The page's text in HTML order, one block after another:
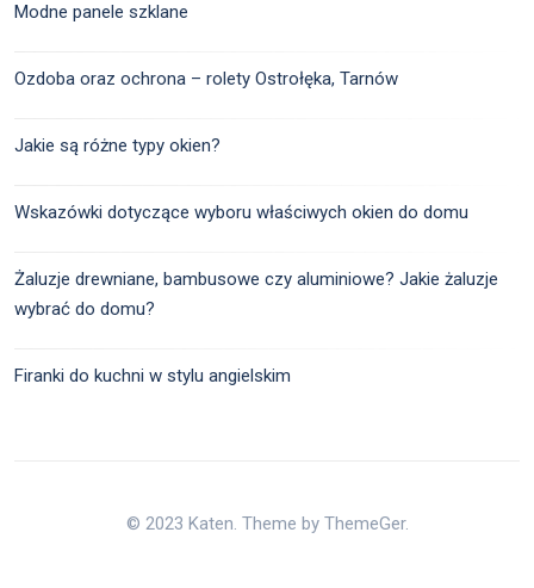
Modne panele szklane
Ozdoba oraz ochrona – rolety Ostrołęka, Tarnów
Jakie są różne typy okien?
Wskazówki dotyczące wyboru właściwych okien do domu
Żaluzje drewniane, bambusowe czy aluminiowe? Jakie żaluzje
wybrać do domu?
Firanki do kuchni w stylu angielskim
© 2023 Katen. Theme by ThemeGer.